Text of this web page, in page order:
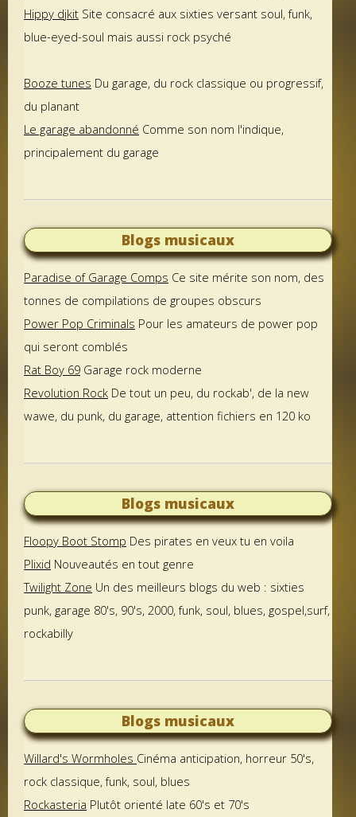
Hippy djkit Site consacré aux sixties versant soul, funk,
blue-eyed-soul mais aussi rock psyché
Booze tunes Du garage, du rock classique ou progressif,
du planant
Le garage abandonné Comme son nom l'indique,
principalement du garage
Blogs musicaux
Paradise of Garage Comps Ce site mérite son nom, des
tonnes de compilations de groupes obscurs
Power Pop Criminals Pour les amateurs de power pop
qui seront comblés
Rat Boy 69 Garage rock moderne
Revolution Rock De tout un peu, du rockab', de la new
wawe, du punk, du garage, attention fichiers en 120 ko
Blogs musicaux
Floopy Boot Stomp Des pirates en veux tu en voila
Plixid Nouveautés en tout genre
Twilight Zone Un des meilleurs blogs du web : sixties
punk, garage 80's, 90's, 2000, funk, soul, blues, gospel,surf,
rockabilly
Blogs musicaux
Willard's Wormholes Cinéma anticipation, horreur 50's,
rock classique, funk, soul, blues
Rockasteria Plutôt orienté late 60's et 70's